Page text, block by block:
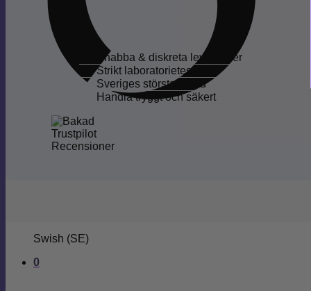
Swish (SE)
0
Totalt:
Snabba & diskreta leveranser
Strikt laboratorietestning
Sveriges största utbud
Handla tryggt och säkert